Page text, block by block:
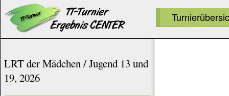
LRT der Mädchen / Jugend 13 und
19, 2026